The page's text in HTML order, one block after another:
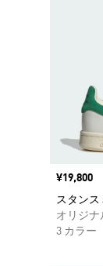
価格
¥19,800
スタンス
オリジナ
3 カラー